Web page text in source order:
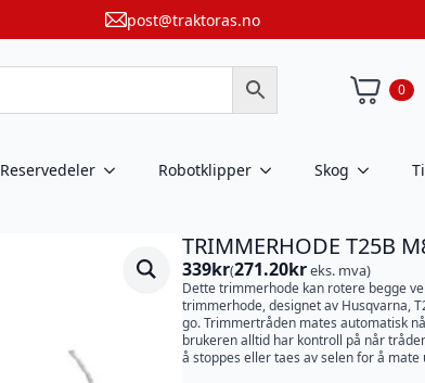
post@traktoras.no
0
Reservedeler Robotklipper Skog
TRIMMERHODE T25B
339kr(271.20kreks. mva)
Dette trimmerhode kan rotere begge
trimmerhode, designet av Husqvarna,
go. Trimmertråden mates automatisk
brukeren alltid har kontroll på når
å stoppes eller taes av selen for å mate